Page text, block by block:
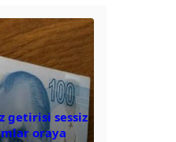
getirisi sessiz
oraya